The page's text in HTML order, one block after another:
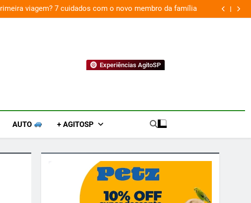
viagem? 7 cuidados com o novo membro da família
Experiências AgitoSP
AUTO + AGITOSP